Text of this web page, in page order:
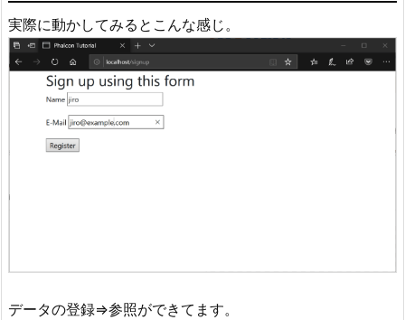
実際に動かしてみるとこんな感じ。
データの登録⇒参照ができてます。